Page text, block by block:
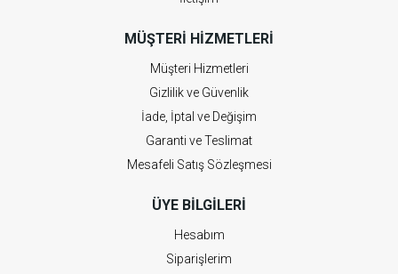
MÜŞTERI HIZMETLERI
Müşteri Hizmetleri
Gizlilik ve Güvenlik
İade, İptal ve Değişim
Garanti ve Teslimat
Mesafeli Satış Sözleşmesi
ÜYE BILGILERI
Hesabım
Siparişlerim